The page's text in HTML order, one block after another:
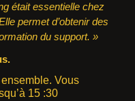
était essentielle chez
permet d’obtenir des
du support. »
Vous
15 :30